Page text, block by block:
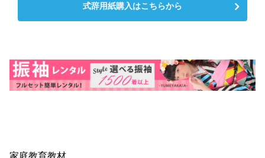
式辞用紙購入はこちらから
家庭教育教材